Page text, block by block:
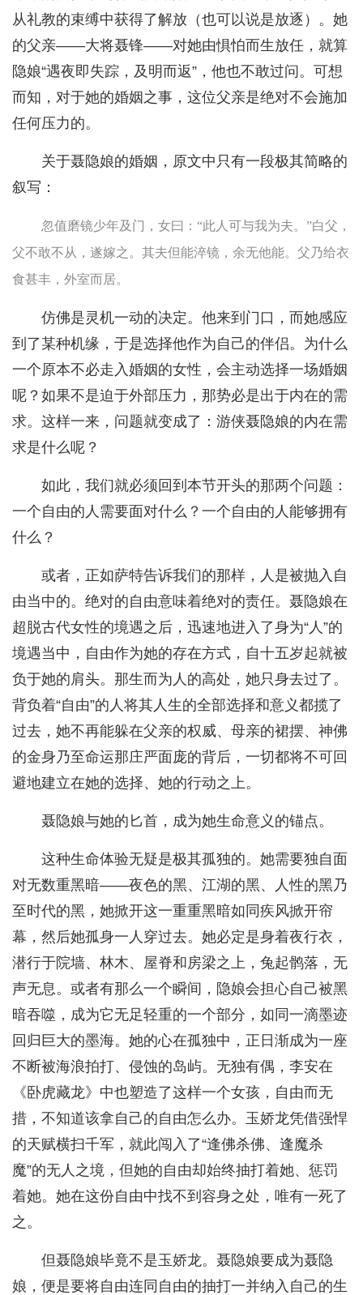
从礼教的束缚中获得了解放（也可以说是放逐）。她
的父亲——大将聂锋——对她由惧怕而生放任，就算
隐娘“遇夜即失踪，及明而返”，他也不敢过问。可想
而知，对于她的婚姻之事，这位父亲是绝对不会施加
任何压力的。
关于聂隐娘的婚姻，原文中只有一段极其简略的
叙写：
忽值磨镜少年及门，女曰：“此人可与我为夫。”白父，
父不敢不从，遂嫁之。其夫但能淬镜，余无他能。父乃给衣
食甚丰，外室而居。
仿佛是灵机一动的决定。他来到门口，而她感应
到了某种机缘，于是选择他作为自己的伴侣。为什么
一个原本不必走入婚姻的女性，会主动选择一场婚姻
呢？如果不是迫于外部压力，那势必是出于内在的需
求。这样一来，问题就变成了：游侠聂隐娘的内在需
求是什么呢？
如此，我们就必须回到本节开头的那两个问题：
一个自由的人需要面对什么？一个自由的人能够拥有
什么？
或者，正如萨特告诉我们的那样，人是被抛入自
由当中的。绝对的自由意味着绝对的责任。聂隐娘在
超脱古代女性的境遇之后，迅速地进入了身为“人”的
境遇当中，自由作为她的存在方式，自十五岁起就被
负于她的肩头。那生而为人的高处，她只身去过了。
背负着“自由”的人将其人生的全部选择和意义都揽了
过去，她不再能躲在父亲的权威、母亲的裙摆、神佛
的金身乃至命运那庄严面庞的背后，一切都将不可回
避地建立在她的选择、她的行动之上。
聂隐娘与她的匕首，成为她生命意义的锚点。
这种生命体验无疑是极其孤独的。她需要独自面
对无数重黑暗——夜色的黑、江湖的黑、人性的黑乃
至时代的黑，她掀开这一重重黑暗如同疾风掀开帘
幕，然后她孤身一人穿过去。她必定是身着夜行衣，
潜行于院墙、林木、屋脊和房梁之上，兔起鹘落，无
声无息。或者有那么一个瞬间，隐娘会担心自己被黑
暗吞噬，成为它无足轻重的一个部分，如同一滴墨迹
回归巨大的墨海。她的心在孤独中，正日渐成为一座
不断被海浪拍打、侵蚀的岛屿。无独有偶，李安在
《卧虎藏龙》中也塑造了这样一个女孩，自由而无
措，不知道该拿自己的自由怎么办。玉娇龙凭借强悍
的天赋横扫千军，就此闯入了“逢佛杀佛、逢魔杀
魔”的无人之境，但她的自由却始终抽打着她、惩罚
着她。她在这份自由中找不到容身之处，唯有一死了
之。
但聂隐娘毕竟不是玉娇龙。聂隐娘要成为聂隐
娘，便是要将自由连同自由的抽打一并纳入自己的生